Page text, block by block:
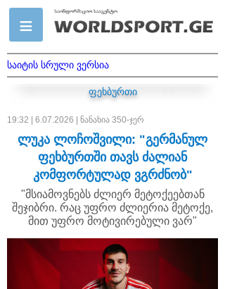
საიტის სრული ვერსია
ფეხბურთი
19:32 | 6.07.2026 | ნანახია 350-ჯერ
ლუკა ლოჩოშვილი: "გერმანულ
ფეხბურთში თავს ძალიან
კომფორტულად ვგრძნობ"
"მსიამოვნებს ძლიერ მეტოქეებთან
შეჯიბრი. რაც უფრო ძლიერია მეტოქე,
მით უფრო მოტივირებული ვარ"